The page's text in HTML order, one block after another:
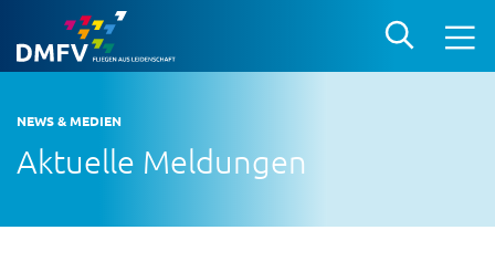
NEWS & MEDIEN
Aktuelle Meldungen